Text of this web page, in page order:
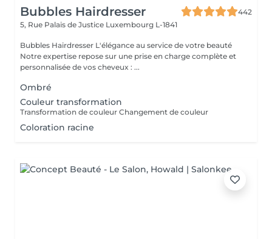
Bubbles Hairdresser
442
5, Rue Palais de Justice Luxembourg L-1841
Bubbles Hairdresser L'élégance au service de votre beauté
Notre expertise repose sur une prise en charge complète et
personnalisée de vos cheveux : ...
Ombré
Couleur transformation
Transformation de couleur Changement de couleur
Coloration racine